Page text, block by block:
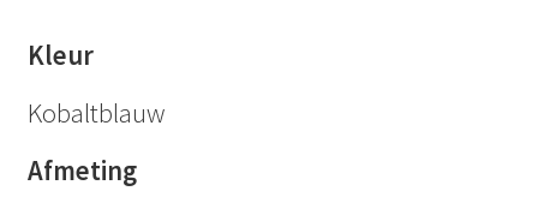
Kleur
Kobaltblauw
Afmeting